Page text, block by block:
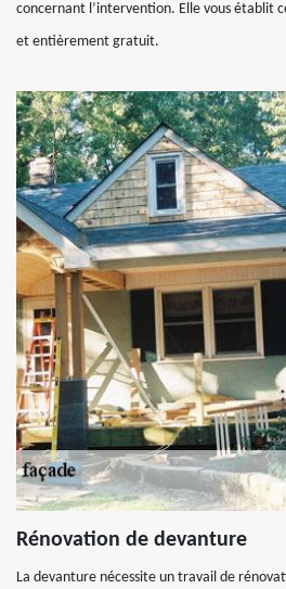
concernant l’intervention. Elle vous établit
et entièrement gratuit.
Rénovation de devanture
La devanture nécessite un travail de